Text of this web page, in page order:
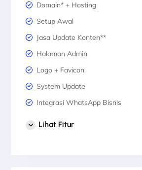
Domain* + Hosting
Setup Awal
Jasa Update Konten**
Halaman Admin
Logo + Favicon
System Update
Integrasi WhatsApp Bisnis
Lihat Fitur